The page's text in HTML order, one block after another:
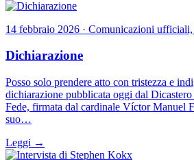
14 febbraio 2026 · Comunicazioni
Dichiarazione
Posso solo prendere atto con tristezza e
dichiarazione pubblicata oggi dal
Fede, firmata dal cardinale Víctor Manuel
suo…
Leggi →